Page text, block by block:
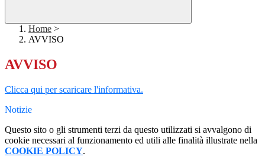
Home >
AVVISO
AVVISO
Clicca qui per scaricare l'informativa.
Notizie
Questo sito o gli strumenti terzi da questo utilizzati si avvalgono di
cookie necessari al funzionamento ed utili alle finalità illustrate nella
COOKIE POLICY.